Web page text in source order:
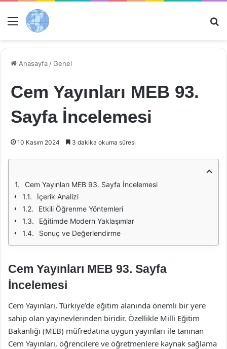
Menü
Anasayfa /Genel
Cem Yayınları MEB 93.
Sayfa İncelemesi
10 Kasım 2024 3 dakika okuma süresi
Cem Yayınları MEB 93. Sayfa İncelemesi
İçerik Analizi
Etkili Öğrenme Yöntemleri
Eğitimde Modern Yaklaşımlar
Sonuç ve Değerlendirme
Cem Yayınları MEB 93. Sayfa
İncelemesi
Cem Yayınları, Türkiye’de eğitim alanında önemli bir yere
sahip olan yayınevlerinden biridir. Özellikle Milli Eğitim
Bakanlığı (MEB) müfredatına uygun yayınları ile tanınan
Cem Yayınları, öğrencilere ve öğretmenlere kaynak sağlama